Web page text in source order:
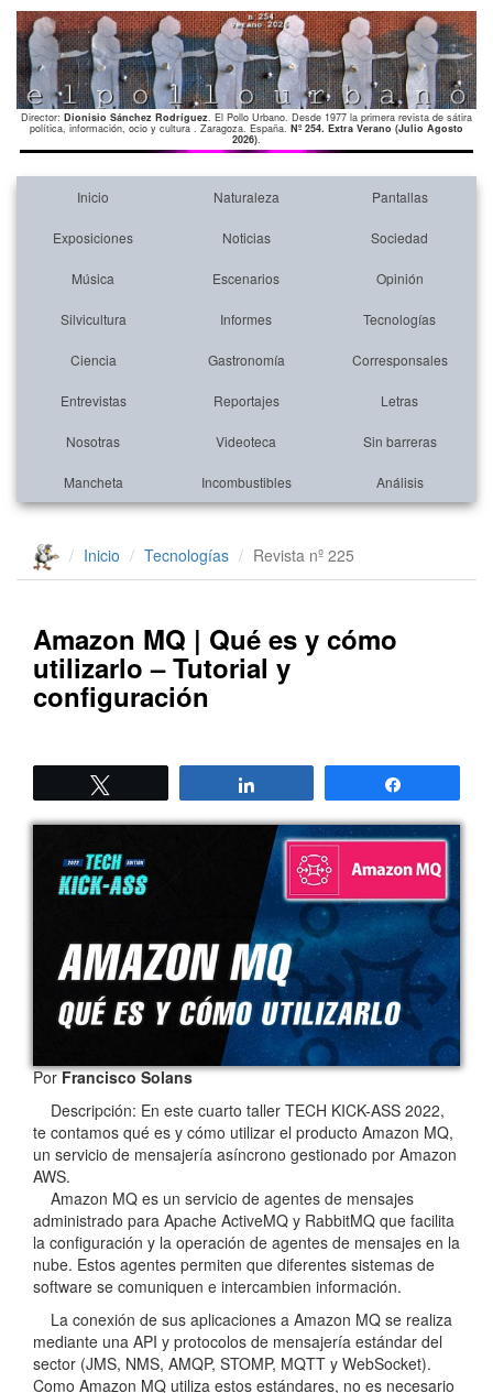
Director: Dionisio Sánchez Rodríguez. El Pollo Urbano. Desde 1977 la primera revista de sátira
política, información, ocio y cultura . Zaragoza. España. Nº 254. Extra Verano (Julio Agosto
2026).
Inicio Naturaleza Pantallas
Exposiciones Noticias Sociedad
Música Escenarios Opinión
Silvicultura Informes Tecnologías
Ciencia Gastronomía Corresponsales
Entrevistas Reportajes Letras
Nosotras Videoteca Sin barreras
Mancheta Incombustibles Análisis
Inicio Tecnologías Revista nº 225
Amazon MQ | Qué es y cómo
utilizarlo – Tutorial y
configuración
PorFrancisco Solans
Descripción: En este cuarto taller TECH KICK-ASS 2022,
te contamos qué es y cómo utilizar el producto Amazon MQ,
un servicio de mensajería asíncrono gestionado por Amazon
AWS.
Amazon MQ es un servicio de agentes de mensajes
administrado para Apache ActiveMQ y RabbitMQ que facilita
la configuración y la operación de agentes de mensajes en la
nube. Estos agentes permiten que diferentes sistemas de
software se comuniquen e intercambien información.
La conexión de sus aplicaciones a Amazon MQ se realiza
mediante una API y protocolos de mensajería estándar del
sector (JMS, NMS, AMQP, STOMP, MQTT y WebSocket).
Como Amazon MQ utiliza estos estándares, no es necesario